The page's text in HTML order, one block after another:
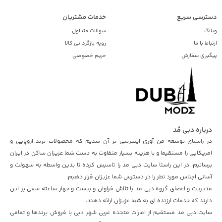
دسترسی سریع
وبلاگ
ارتباط با ما
پیگیری سفارش
خدمات مشتریان
سوالات متداول
رویه بازگردانی کالا
حریم خصوصی
درباره دبی مُد
در راستای توسعه فن آوری اینترنتی بر آن شدیم که محصولات برند اروپایی و
امریکایی را مستقیما و با هزینه بسیار متفاوت به دست شما عزیزان ساکن در ایران
برسانیم. در این راستا سایت دبی مد را تاسیس کرده تا بدین واسطه به سهولت و
آسانی اجناس مورد نظر را در دسترس شما عزیزان قرار دهیم.
مدیریت و اعضای گروه دبی مد با تلاش فراوان و بیست و چهار ساعته سعی بر این
دارند که خدمات ارزنده ای به شما عزیزان ارائه دهند.
سایت دبی مد مستقیم از امارات متحده عربی شهر دبی با فروش برندها و تمامی